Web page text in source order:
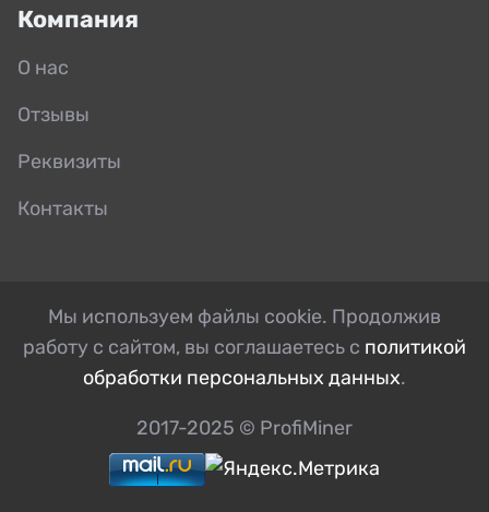
Компания
О нас
Отзывы
Реквизиты
Контакты
Мы используем файлы cookie. Продолжив
работу с сайтом, вы соглашаетесь с политикой
обработки персональных данных.
2017-2025 © ProfiMiner